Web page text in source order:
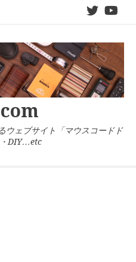
twitter
ウェブサイト「マウスコードド
・DIY…etc